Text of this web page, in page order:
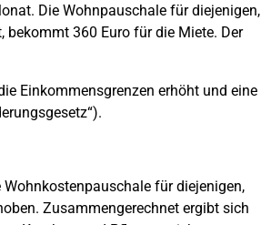
Die Wohnpauschale für diejenigen,
bekommt 360 Euro für die Miete. Der
Einkommensgrenzen erhöht und eine
für diejenigen,
Zusammengerechnet ergibt sich